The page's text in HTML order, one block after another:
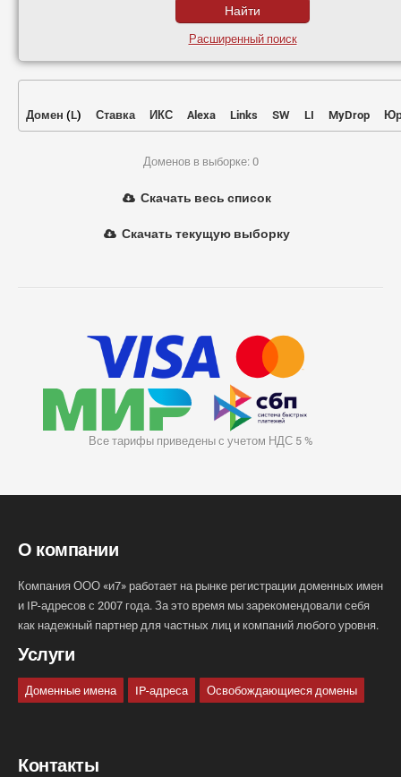
Расширенный поиск
Домен (L) Ставка ИКС Alexa Links SW LI MyDrop
Доменов в выборке: 0
Скачать весь список
Скачать текущую выборку
Все тарифы приведены с учетом НДС 5 %
О компании
Компания ООО «и7» работает на рынке регистрации доменных имен
и IP-адресов с 2007 года. За это время мы зарекомендовали себя
как надежный партнер для частных лиц и компаний любого уровня.
Услуги
Доменные имена IP-адреса Освобождающиеся домены
Контакты